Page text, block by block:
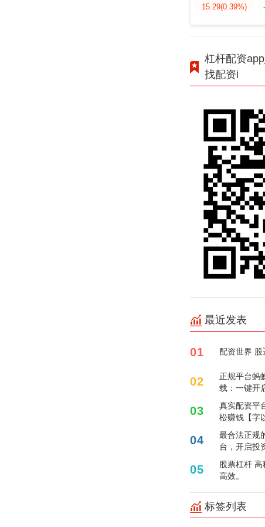
15.29(0.39%)
杠杆配资
找配资i
最近发表
01 配资世界 股
02
正规平台蚂
载：一键开
03
真实配资平
松赚钱【字
04
最合法正规
台，开启投
05
股票杠杆
高效。
标签列表